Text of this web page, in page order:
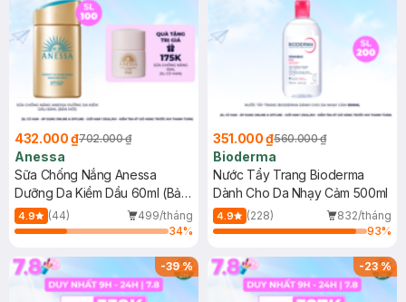
432.000 ₫702.000 ₫
Anessa
Sữa Chống Nắng Anessa
Dưỡng Da Kiềm Dầu 60ml (Bản
Mới)
4.9 (44)
499/tháng
34%
351.000 ₫560.000 ₫
Bioderma
Nước Tẩy Trang Bioderma
Dành Cho Da Nhạy Cảm 500ml
4.9 (228)
832/tháng
93%
-39% -23%